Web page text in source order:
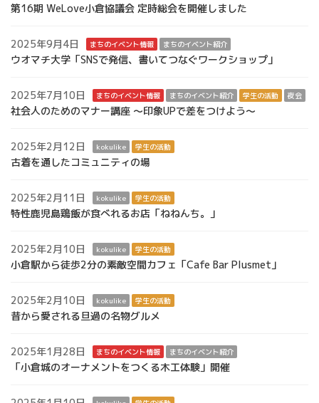
第16期 WeLove小倉協議会 定時総会を開催しました
2025年9月4日 まちのイベント情報 まちのイベント紹介
ウオマチ大学「SNSで発信、書いてつなぐワークショップ」
2025年7月10日 まちのイベント情報 まちのイベント紹介 学生の活動 夜会
社会人のためのマナー講座 ～印象UPで差をつけよう～
2025年2月12日 kokulike 学生の活動
古着を通したコミュニティの場
2025年2月11日 kokulike 学生の活動
特性鹿児島鶏飯が食べれるお店「ねねんち。」
2025年2月10日 kokulike 学生の活動
小倉駅から徒歩2分の素敵空間カフェ「Cafe Bar Plusmet」
2025年2月10日 kokulike 学生の活動
昔から愛される旦過の名物グルメ
2025年1月28日 まちのイベント情報 まちのイベント紹介
「小倉城のオーナメントをつくる木工体験」開催